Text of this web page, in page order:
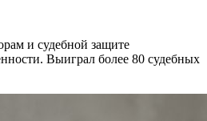
и судебной защите
Выиграл более 80 судебных